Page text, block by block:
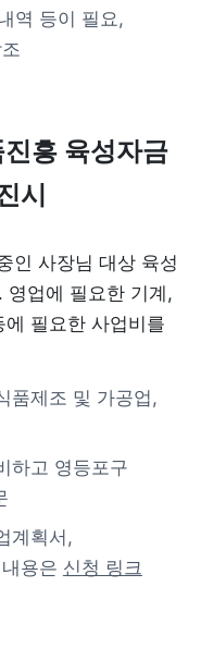
역 등이 필요,
흥 육성자금
시
인 사장님 대상 육성
영업에 필요한 기계,
필요한 사업비를
품제조 및 가공업,
하고 영등포구
계획서,
용은 신청 링크